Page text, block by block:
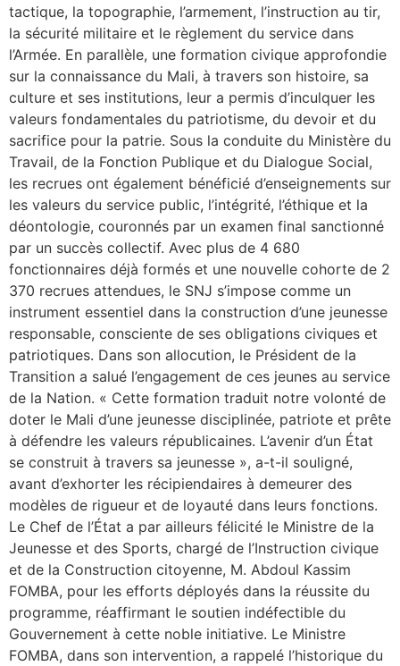
tactique, la topographie, l’armement, l’instruction au tir,
la sécurité militaire et le règlement du service dans
l’Armée. En parallèle, une formation civique approfondie
sur la connaissance du Mali, à travers son histoire, sa
culture et ses institutions, leur a permis d’inculquer les
valeurs fondamentales du patriotisme, du devoir et du
sacrifice pour la patrie. Sous la conduite du Ministère du
Travail, de la Fonction Publique et du Dialogue Social,
les recrues ont également bénéficié d’enseignements sur
les valeurs du service public, l’intégrité, l’éthique et la
déontologie, couronnés par un examen final sanctionné
par un succès collectif. Avec plus de 4 680
fonctionnaires déjà formés et une nouvelle cohorte de 2
370 recrues attendues, le SNJ s’impose comme un
instrument essentiel dans la construction d’une jeunesse
responsable, consciente de ses obligations civiques et
patriotiques. Dans son allocution, le Président de la
Transition a salué l’engagement de ces jeunes au service
de la Nation. « Cette formation traduit notre volonté de
doter le Mali d’une jeunesse disciplinée, patriote et prête
à défendre les valeurs républicaines. L’avenir d’un État
se construit à travers sa jeunesse », a-t-il souligné,
avant d’exhorter les récipiendaires à demeurer des
modèles de rigueur et de loyauté dans leurs fonctions.
Le Chef de l’État a par ailleurs félicité le Ministre de la
Jeunesse et des Sports, chargé de l’Instruction civique
et de la Construction citoyenne, M. Abdoul Kassim
FOMBA, pour les efforts déployés dans la réussite du
programme, réaffirmant le soutien indéfectible du
Gouvernement à cette noble initiative. Le Ministre
FOMBA, dans son intervention, a rappelé l’historique du